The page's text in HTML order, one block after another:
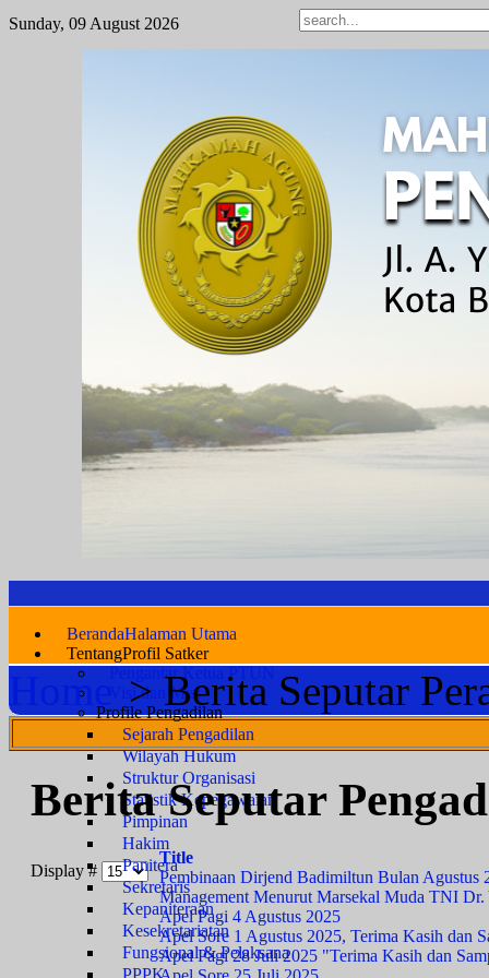
Sunday, 09 August 2026
BerandaHalaman Utama
TentangProfil Satker
Pengantar Ketua PTUN
Visi dan Misi
Profile Pengadilan
Sejarah Pengadilan
Wilayah Hukum
Struktur Organisasi
Statistik Kepegawaian
Pimpinan
Hakim
Panitera
Sekretaris
Kepaniteraan
Kesekretariatan
Fungsional & Pelaksana
PPPK
Home > Berita Seputar
Berita Seputar
Display #
Title
Pembinaan Dirjend Badimiltun Bulan Agustus
Management Menurut Marsekal Muda TNI
Apel Pagi 4 Agustus 2025
Apel Sore 1 Agustus 2025, Terima Kasih dan
Apel Pagi 28 Juli 2025 "Terima Kasih dan